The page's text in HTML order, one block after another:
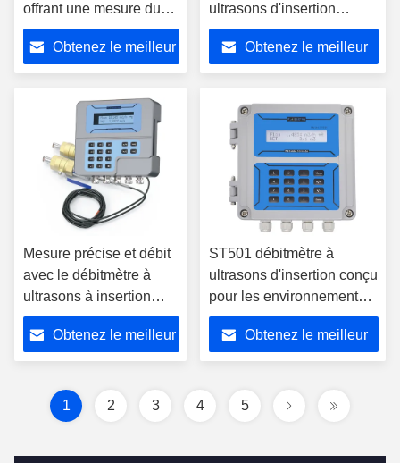
offrant une mesure du
débit avec une précision
de plus moins 0,5% pour
diverses tailles de
Obtenez le meilleur
ultrasons d'insertion
ST502 doté d'une
technologie de traitement
du signal numérique et de
Obtenez le meilleur
Mesure précise et débit
avec le débitmètre à
ultrasons à insertion
ST502 utilisant la
méthode du temps de
transit ultrasonique pour
Obtenez le meilleur
ST501 débitmètre à
ultrasons d'insertion conçu
pour les environnements
difficiles avec un capteur
IP68 et un traitement
adaptatif du signal pour
Obtenez le meilleur
1 2 3 4 5